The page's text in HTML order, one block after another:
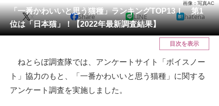
会員記事
メディア
ITの今と未来を見通す
スマホと通信の最新トレンド
「一番かわいいと思う猫種」ランキングTOP13！ 第1
位は「日本猫」！【2022年最新調査結果】
画像：写真AC
X Share LINE hatena
目次を表示
ねとらぼ調査隊では、アンケートサイト「ボイスノー
ト」協力のもと、「一番かわいいと思う猫種」に関する
アンケート調査を実施しました。